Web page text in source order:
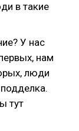
в такие
У нас
нам
люди
тут